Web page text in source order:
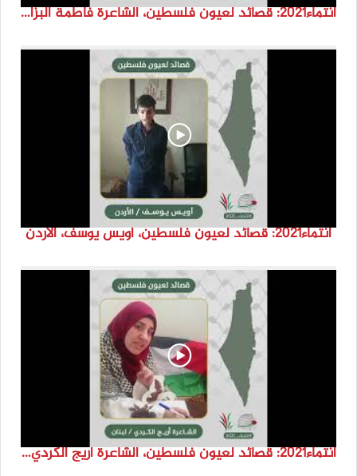
انتماء2021: قصائد لعيون فلسطين، الشاعرة فاطمة البزّال، لبنان
انتماء2021: قصائد لعيون فلسطين، أويس يوسف، الاردن
انتماء2021: قصائد لعيون فلسطين، الشاعرة اريج الكردي، لبنان